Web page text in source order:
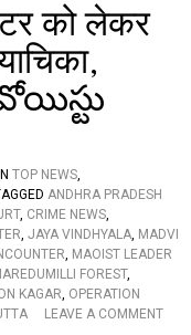
लि
त
की
को लेकर
TOP NEWS,
ANDHRA PRADESH
, CRIME NEWS,
, JAYA VINDHYALA, MADVI
, MAOIST LEADER
FOREST,
KAGAR, OPERATION
LEAVE A COMMENTO